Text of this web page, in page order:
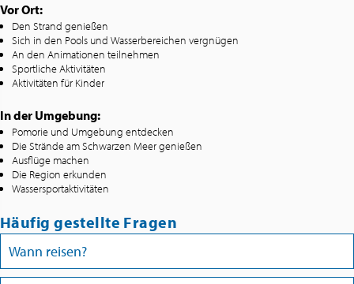
Vor Ort:
Den Strand genießen
Sich in den Pools und Wasserbereichen vergnügen
An den Animationen teilnehmen
Sportliche Aktivitäten
Aktivitäten für Kinder
In der Umgebung:
Pomorie und Umgebung entdecken
Die Strände am Schwarzen Meer genießen
Ausflüge machen
Die Region erkunden
Wassersportaktivitäten
Häufig gestellte Fragen
Wann reisen?